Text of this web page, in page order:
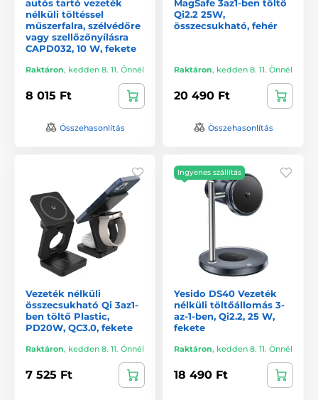
autós tartó vezeték
nélküli töltéssel
műszerfalra, szélvédőre
vagy szellőzőnyílásra
CAPD032, 10 W, fekete
Raktáron, kedden 8. 11. Önnél
8 015 Ft
Összehasonlítás
MagSafe 3az1-ben töltő
Qi2.2 25W,
összecsukható, fehér
Raktáron, kedden 8. 11. Önnél
20 490 Ft
Összehasonlítás
Vezeték nélküli
összecsukható Qi 3az1-
ben töltő Plastic,
PD20W, QC3.0, fekete
Raktáron, kedden 8. 11. Önnél
7 525 Ft
Ingyenes szállítás
Yesido DS40 Vezeték
nélküli töltőállomás 3-
az-1-ben, Qi2.2, 25 W,
fekete
Raktáron, kedden 8. 11. Önnél
18 490 Ft